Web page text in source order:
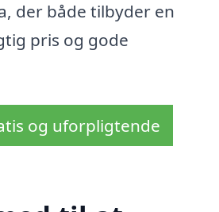
der både tilbyder en
pris og gode
og uforpligtende